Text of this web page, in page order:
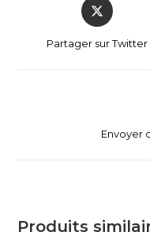
Partager sur Twitter
Envoyer
Produits